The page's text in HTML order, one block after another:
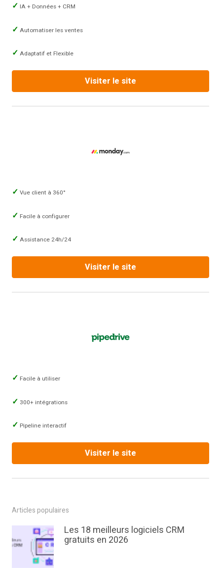
IA + Données + CRM
Automatiser les ventes
Adaptatif et Flexible
Visiter le site
Vue client à 360°
Facile à configurer
Assistance 24h/24
Visiter le site
Facile à utiliser
300+ intégrations
Pipeline interactif
Visiter le site
Articles populaires
Les 18 meilleurs logiciels CRM
gratuits en 2026